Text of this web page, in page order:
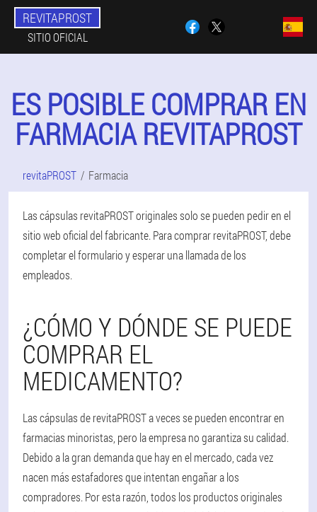
REVITAPROST
SITIO OFICIAL
ES POSIBLE COMPRAR EN
FARMACIA REVITAPROST
revitaPROST Farmacia
Las cápsulas revitaPROST originales solo se pueden pedir en el
sitio web oficial del fabricante. Para comprar revitaPROST, debe
completar el formulario y esperar una llamada de los
empleados.
¿CÓMO Y DÓNDE SE PUEDE
COMPRAR EL
MEDICAMENTO?
Las cápsulas de revitaPROST a veces se pueden encontrar en
farmacias minoristas, pero la empresa no garantiza su calidad.
Debido a la gran demanda que hay en el mercado, cada vez
nacen más estafadores que intentan engañar a los
compradores. Por esta razón, todos los productos originales